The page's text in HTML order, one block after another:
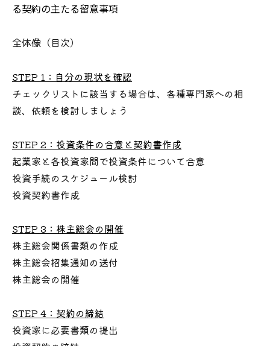
る契約の主たる留意事項
全体像 （目次）
STEP 1：自分の現状を確認
チェックリストに該当する場合は、各種専門家への相
談、依頼を検討しましょう
STEP 2：投資条件の合意と契約書作成
起業家と各投資家間で投資条件について合意
投資手続のスケジュール検討
投資契約書作成
STEP 3：株主総会の開催
株主総会関係書類の作成
株主総会招集通知の送付
株主総会の開催
STEP 4：契約の締結
投資家に必要書類の提出